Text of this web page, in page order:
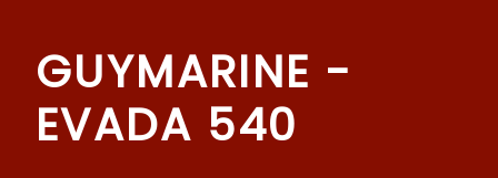
GUYMARINE -
EVADA 540